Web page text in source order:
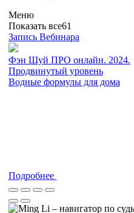
Меню
Показать все61
Запись Вебинара
Фэн Шуй ПРО онлайн. 2024.
Продвинутый уровень
Водные формулы для дома
Подробнее